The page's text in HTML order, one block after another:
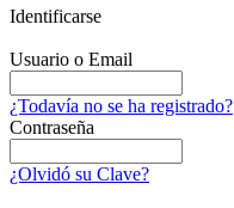
Identificarse
Usuario o Email
¿Todavía no se ha registrado?
Contraseña
¿Olvidó su Clave?